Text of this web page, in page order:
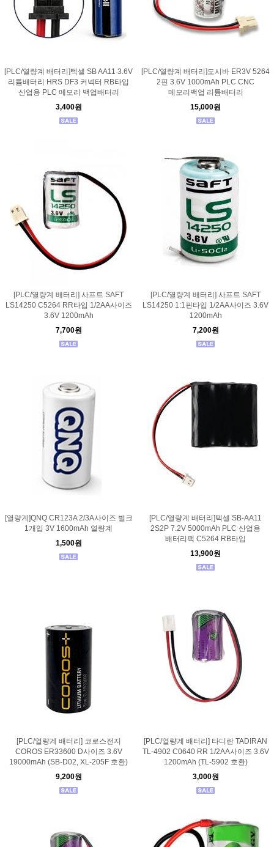
[PLC/열량계 배터리]텍셀 SB AA11 3.6V
리튬배터리 HRS DF3 커넥터 RB타입
산업용 PLC 메모리 백업배터리
3,400원
[PLC/열량계 배터리]도시바 ER3V 5264
2핀 3.6V 1000mAh PLC CNC
메모리백업 리튬배터리
15,000원
[PLC/열량계 배터리] 사프트 SAFT
LS14250 C5264 RR타입 1/2AA사이즈
3.6V 1200mAh
7,700원
[PLC/열량계 배터리] 사프트 SAFT
LS14250 1:1핀타입 1/2AA사이즈 3.6V
1200mAh
7,200원
[열량계]QNQ CR123A 2/3A사이즈 벌크
1개입 3V 1600mAh 열량계
1,500원
[PLC/열량계 배터리]텍셀 SB-AA11
2S2P 7.2V 5000mAh PLC 산업용
배터리팩 C5264 RB타입
13,900원
[PLC/열량계 배터리] 코로스전지
COROS ER33600 D사이즈 3.6V
19000mAh (SB-D02, XL-205F 호환)
9,200원
[PLC/열량계 배터리] 타디란 TADIRAN
TL-4902 C0640 RR 1/2AA사이즈 3.6V
1200mAh (TL-5902 호환)
3,000원